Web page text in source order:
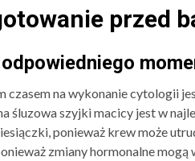
przed
czasem na wykonanie cytologii
śluzowa szyjki macicy jest w
ponieważ krew może
zmiany hormonalne mogą